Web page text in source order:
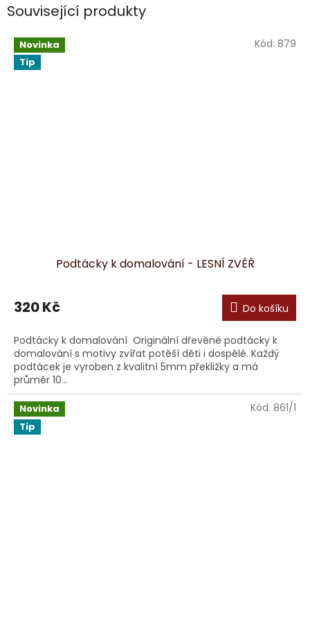
Související produkty
Novinka
Tip
Podtácky k domalování - LESNÍ ZVĚŘ
320 Kč Do košíku
Podtácky k domalování Originální dřevěné podtácky k
domalování s motivy zvířat potěší děti i dospělé. Každý
podtácek je vyroben z kvalitní 5mm překližky a má
průměr 10...
Kód: 879
Novinka
Tip
Kód: 861/1